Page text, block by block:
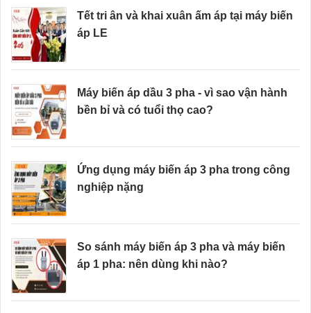
Tết tri ân và khai xuân ấm áp tại máy biến
áp LE
Máy biến áp dầu 3 pha - vì sao vận hành
bền bỉ và có tuổi thọ cao?
Ứng dụng máy biến áp 3 pha trong công
nghiệp nặng
So sánh máy biến áp 3 pha và máy biến
áp 1 pha: nên dùng khi nào?